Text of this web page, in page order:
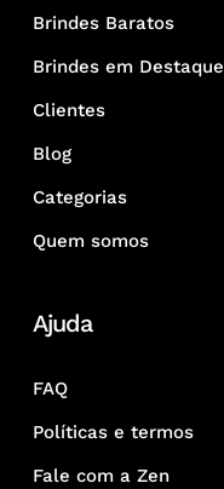
Brindes Baratos
Brindes em Destaque
Clientes
Blog
Categorias
Quem somos
Ajuda
FAQ
Políticas e termos
Fale com a Zen